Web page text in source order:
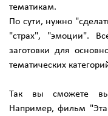
тематикам.
По сути, нужно
"страх", "эмоции".
заготовки для
тематических
Так вы сможете
Например, фильм "Эта